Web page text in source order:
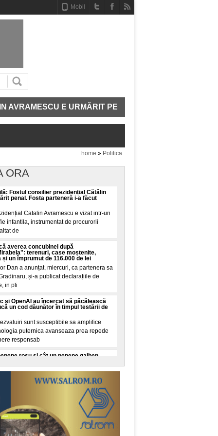
Mobil
E URMĂRIT PENAL. FOSTA PARTENERĂ I-A
home » Politica
ORA
Fostul consilier prezidențial Cătălin
penal. Fosta parteneră i-a făcut
Catalin Avramescu e vizat intr-un
infantila, instrumentat de procurorii
de
averea concubinei după
terenuri, case moștenite,
un împrumut de 116.000 de lei
Dan a anunțat, miercuri, ca partenera sa
și-a publicat declarațiile de
in pli
și OpenAI au încercat să păcălească
un cod dăunător în timpul testării de
sunt susceptibile sa amplifice
puternica avanseaza prea repede
responsab
roșu și cât un pepene galben.
pentru doi pepeni, unul roșu și unul
O cana de zahar ar insemna 200
sunt unit
consumat centrele de date din Europa
puterea totala instalata a tuturor
Germania, Austria, Ungaria, Slovacia și